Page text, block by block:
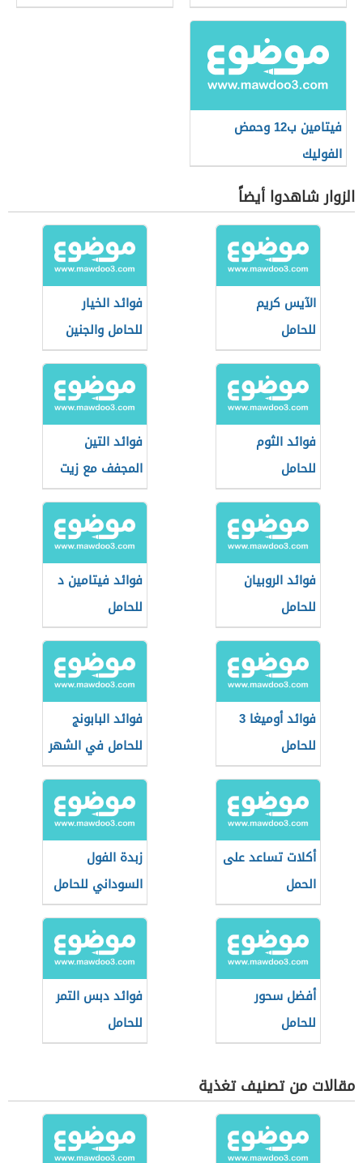
فيتامين ب12 وحمض
الفوليك
الزوار شاهدوا أيضاً
الآيس كريم
للحامل
فوائد الخيار
للحامل والجنين
فوائد الثوم
للحامل
فوائد التين
المجفف مع زيت
الزيتون للحامل
فوائد الروبيان
للحامل
فوائد فيتامين د
للحامل
فوائد أوميغا 3
للحامل
فوائد البابونج
للحامل في الشهر
التاسع
أكلات تساعد على
الحمل
زبدة الفول
السوداني للحامل
أفضل سحور
للحامل
فوائد دبس التمر
للحامل
مقالات من تصنيف تغذية